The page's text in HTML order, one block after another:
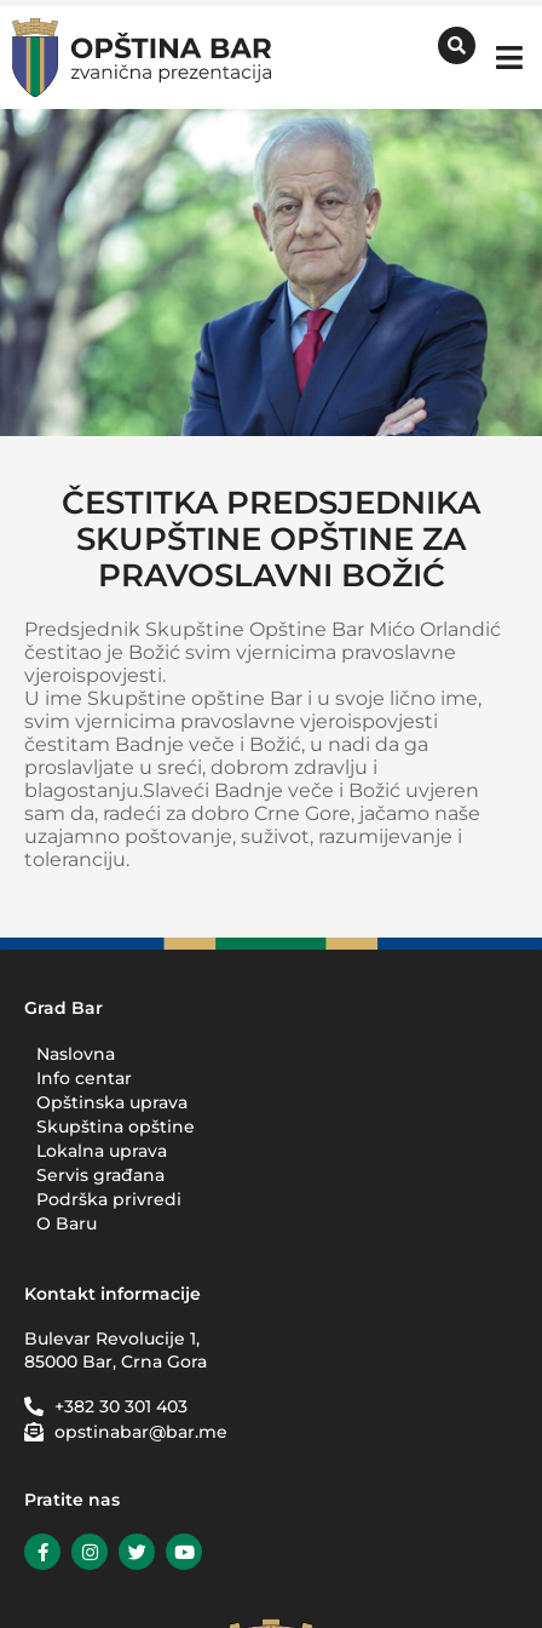
ČESTITKA PREDSJEDNIKA
SKUPŠTINE OPŠTINE ZA
PRAVOSLAVNI BOŽIĆ
Predsjednik Skupštine Opštine Bar Mićo Orlandić
čestitao je Božić svim vjernicima pravoslavne
vjeroispovjesti.
U ime Skupštine opštine Bar i u svoje lično ime,
svim vjernicima pravoslavne vjeroispovjesti
čestitam Badnje veče i Božić, u nadi da ga
proslavljate u sreći, dobrom zdravlju i
blagostanju.Slaveći Badnje veče i Božić uvjeren
sam da, radeći za dobro Crne Gore, jačamo naše
uzajamno poštovanje, suživot, razumijevanje i
toleranciju.
Grad Bar
Naslovna
Info centar
Opštinska uprava
Skupština opštine
Lokalna uprava
Servis građana
Podrška privredi
O Baru
Kontakt informacije
Bulevar Revolucije 1,
85000 Bar, Crna Gora
+382 30 301 403
opstinabar@bar.me
Pratite nas